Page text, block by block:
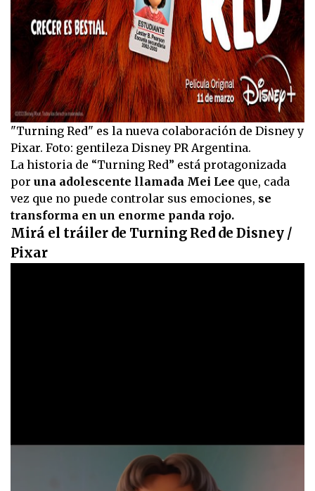
"Turning Red" es la nueva colaboración de Disney y
Pixar. Foto: gentileza Disney PR Argentina.
La historia de “Turning Red” está protagonizada
por una adolescente llamada Mei Lee que, cada
vez que no puede controlar sus emociones, se
transforma en un enorme panda rojo.
Mirá el tráiler de Turning Red de Disney /
Pixar